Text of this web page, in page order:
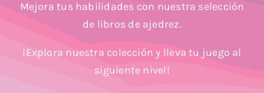
Blog
Mejora tus habilidades con nuestra selección
de libros de ajedrez.
¡Explora nuestra colección y lleva tu juego al
siguiente nivel!